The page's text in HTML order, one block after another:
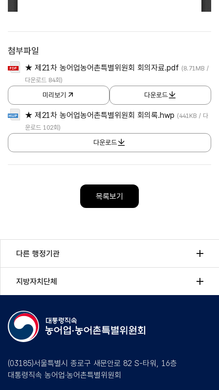
첨부파일
★ 제21차 농어업농어촌특별위원회 회의자료.pdf (8.71MB /
다운로드 84회)
미리보기 다운로드
★ 제21차 농어업농어촌특별위원회 회의록.hwp (441KB / 다
운로드 102회)
다운로드
목록보기
다른 행정기관
지방자치단체
(03185)서울특별시 종로구 새문안로 82 S-타워, 16층
대통령직속 농어업·농어촌특별위원회